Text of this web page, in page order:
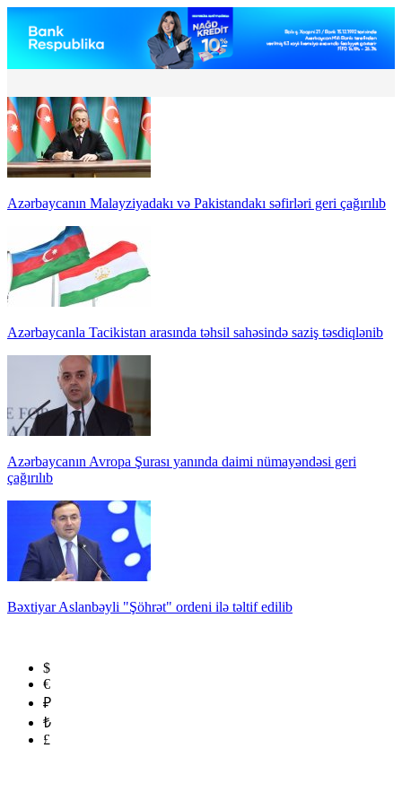
Azərbaycanın Malayziyadakı və Pakistandakı səfirləri geri çağırılıb
Azərbaycanla Tacikistan arasında təhsil sahəsində saziş təsdiqlənib
Azərbaycanın Avropa Şurası yanında daimi nümayəndəsi geri
çağırılıb
Bəxtiyar Aslanbəyli "Şöhrət" ordeni ilə təltif edilib
$
€
₽
₺
£